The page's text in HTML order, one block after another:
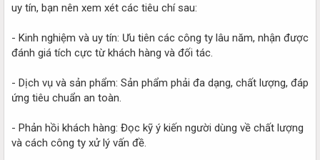
uy tín, bạn nên xem xét các tiêu chí sau:
- Kinh nghiệm và uy tín: Ưu tiên các công ty lâu năm, nhận được
đánh giá tích cực từ khách hàng và đối tác.
- Dịch vụ và sản phẩm: Sản phẩm phải đa dạng, chất lượng, đáp
ứng tiêu chuẩn an toàn.
- Phản hồi khách hàng: Đọc kỹ ý kiến người dùng về chất lượng
và cách công ty xử lý vấn đề.